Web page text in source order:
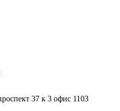
37 к 3 офис 1103